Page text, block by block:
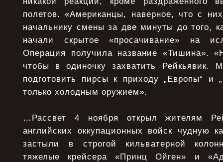
полетов. «Американцы, наверное, что с
начальнику смены за две минуты до того,
начали скрытое «просачивание» на
Операция получила название «Тишина».
чтобы в одиночку захватить
подготовить пирсы к приходу „Европы“ и
только холодным оружием».
…Рассвет 4 ноября открыл жителям
английских оккупационных войск чудную
застыли в строгой кильватерной
тяжелые крейсера «Принц Ойген» и